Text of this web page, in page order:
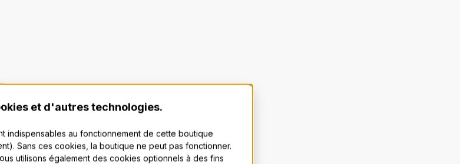
et d'autres technologies.
indispensables au fonctionnement de cette boutique
Sans ces cookies, la boutique ne peut pas fonctionner.
utilisons également des cookies optionnels à des fins